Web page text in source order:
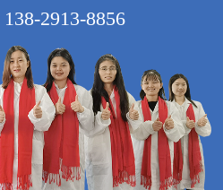
138-2913-8856